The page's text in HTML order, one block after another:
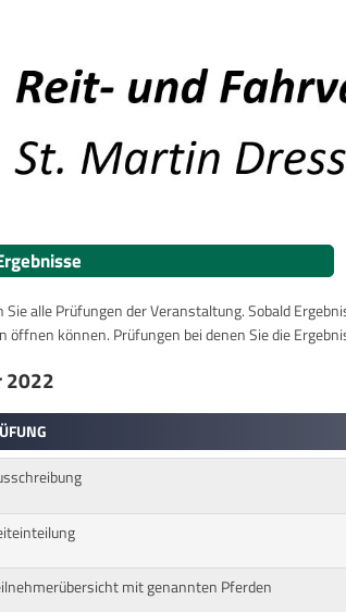
alle Prüfungen der Veranstaltung. Sobald
öffnen können. Prüfungen bei denen Sie die
2022
mit genannten Pferden